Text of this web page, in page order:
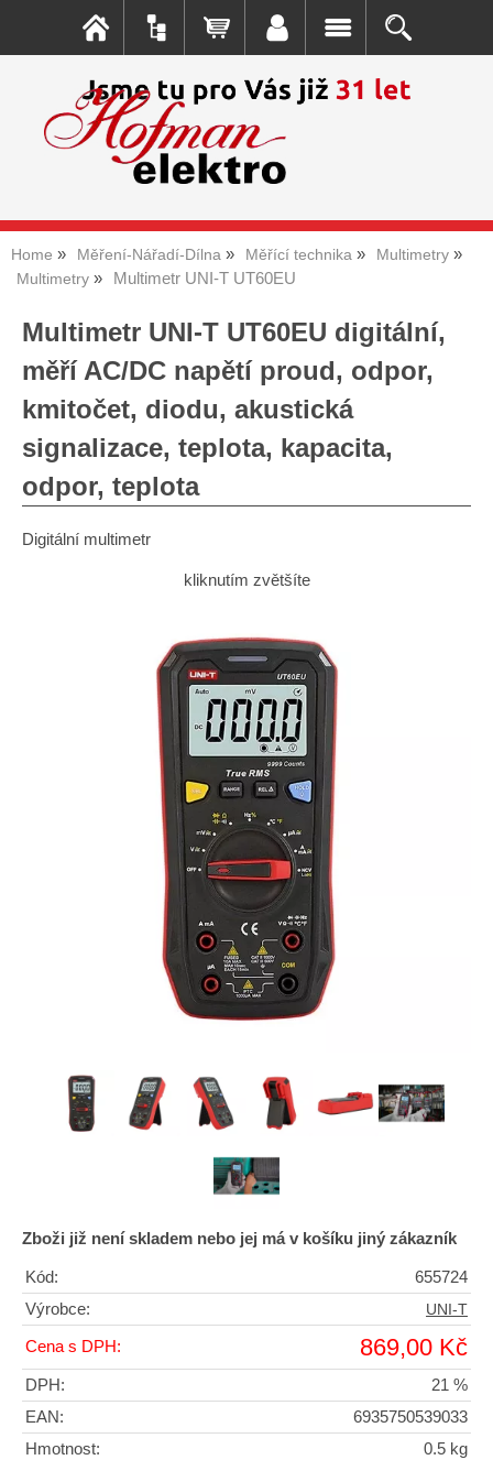
Home Měření-Nářadí-Dílna Měřící technika
Multimetry
Multimetry
Multimetr UNI-T UT60EU
Multimetr UNI-T UT60EU digitální,
měří AC/DC napětí proud, odpor,
kmitočet, diodu, akustická
signalizace, teplota, kapacita,
odpor, teplota
Digitální multimetr
kliknutím zvětšíte
Zboži již není skladem nebo jej má v košíku jiný zákazník
Kód:
655724
Výrobce:
UNI-T
Cena s DPH: 869,00 Kč
DPH:
21 %
EAN:
6935750539033
Hmotnost:
0.5 kg